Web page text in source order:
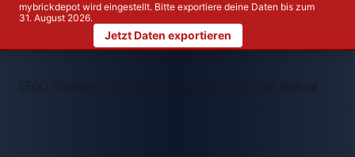
mybrickdepot wird eingestellt. Bitte exportiere deine Daten bis zum
31. August 2026.
Jetzt Daten exportieren
LEGO Themen > LEGO 41086 Vet Ambulance